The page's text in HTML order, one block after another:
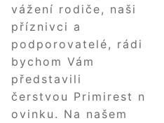
vážení rodiče, naši
příznivci a
podporovatelé, rádi
bychom Vám
představili
čerstvou Primirest n
ovinku. Na našem